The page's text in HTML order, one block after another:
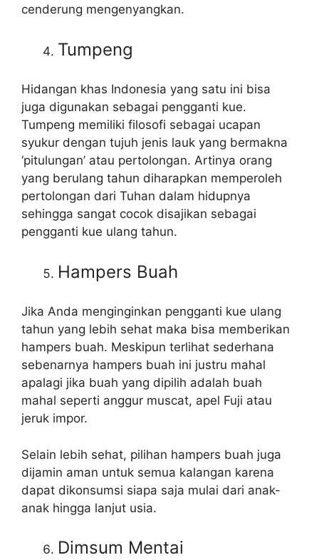
cenderung mengenyangkan.
Tumpeng
Hidangan khas Indonesia yang satu ini bisa
juga digunakan sebagai pengganti kue.
Tumpeng memiliki filosofi sebagai ucapan
syukur dengan tujuh jenis lauk yang bermakna
‘pitulungan’ atau pertolongan. Artinya orang
yang berulang tahun diharapkan memperoleh
pertolongan dari Tuhan dalam hidupnya
sehingga sangat cocok disajikan sebagai
pengganti kue ulang tahun.
Hampers Buah
Jika Anda menginginkan pengganti kue ulang
tahun yang lebih sehat maka bisa memberikan
hampers buah. Meskipun terlihat sederhana
sebenarnya hampers buah ini justru mahal
apalagi jika buah yang dipilih adalah buah
mahal seperti anggur muscat, apel Fuji atau
jeruk impor.
Selain lebih sehat, pilihan hampers buah juga
dijamin aman untuk semua kalangan karena
dapat dikonsumsi siapa saja mulai dari anak-
anak hingga lanjut usia.
Dimsum Mentai